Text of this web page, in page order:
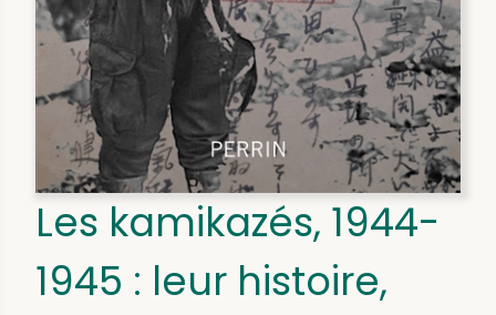
Les kamikazés, 1944-
1945 : leur histoire,